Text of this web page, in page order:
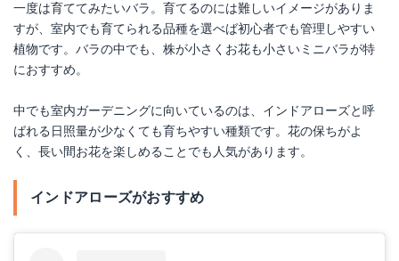
一度は育ててみたいバラ。育てるのには難しいイメージがありま
すが、室内でも育てられる品種を選べば初心者でも管理しやすい
植物です。バラの中でも、株が小さくお花も小さいミニバラが特
におすすめ。
中でも室内ガーデニングに向いているのは、インドアローズと呼
ばれる日照量が少なくても育ちやすい種類です。花の保ちがよ
く、長い間お花を楽しめることでも人気があります。
インドアローズがおすすめ